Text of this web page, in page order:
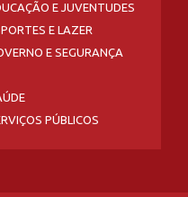
E JUVENTUDES
E LAZER
E SEGURANÇA
PÚBLICOS